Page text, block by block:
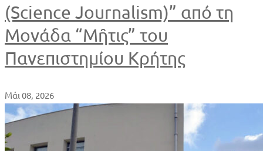
(Science Journalism)” από τη
Μονάδα “Μῆτις” του
Πανεπιστημίου Κρήτης
Μάι 08, 2026